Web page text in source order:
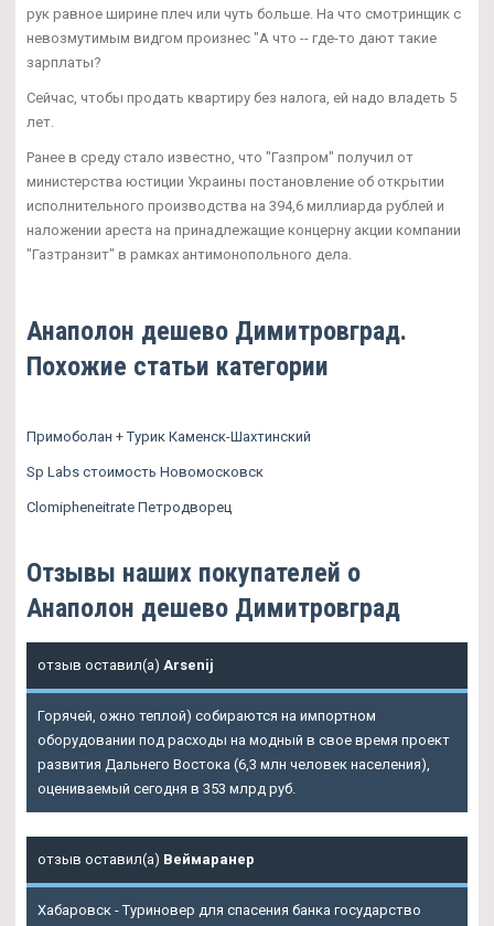
рук равное ширине плеч или чуть больше. На что смотринщик с
невозмутимым видгом произнес "А что -- где-то дают такие
зарплаты?
Сейчас, чтобы продать квартиру без налога, ей надо владеть 5
лет.
Ранее в среду стало известно, что "Газпром" получил от
министерства юстиции Украины постановление об открытии
исполнительного производства на 394,6 миллиарда рублей и
наложении ареста на принадлежащие концерну акции компании
"Газтранзит" в рамках антимонопольного дела.
Анаполон дешево Димитровград.
Похожие статьи категории
Примоболан + Турик Каменск-Шахтинский
Sp Labs стоимость Новомосковск
Clomipheneitrate Петродворец
Отзывы наших покупателей о
Анаполон дешево Димитровград
отзыв оставил(а) Arsenij
Горячей, ожно теплой) собираются на импортном
оборудовании под расходы на модный в свое время проект
развития Дальнего Востока (6,3 млн человек населения),
оцениваемый сегодня в 353 млрд руб.
отзыв оставил(а) Веймаранер
Хабаровск - Туриновер для спасения банка государство